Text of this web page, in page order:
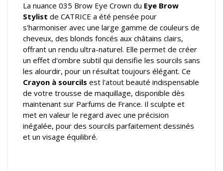
La nuance 035 Brow Eye Crown du Eye Brow
Stylist de CATRICE a été pensée pour
s'harmoniser avec une large gamme de couleurs de
cheveux, des blonds foncés aux châtains clairs,
offrant un rendu ultra-naturel. Elle permet de créer
un effet d'ombre subtil qui densifie les sourcils sans
les alourdir, pour un résultat toujours élégant. Ce
Crayon à sourcils est l'atout beauté indispensable
de votre trousse de maquillage, disponible dès
maintenant sur Parfums de France. Il sculpte et
met en valeur le regard avec une précision
inégalée, pour des sourcils parfaitement dessinés
et un visage équilibré.